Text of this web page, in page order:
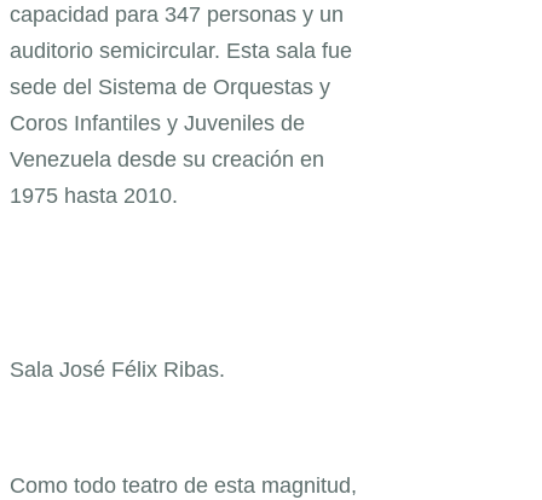
capacidad para 347 personas y un
auditorio semicircular. Esta sala fue
sede del Sistema de Orquestas y
Coros Infantiles y Juveniles de
Venezuela desde su creación en
1975 hasta 2010.
Sala José Félix Ribas.
Como todo teatro de esta magnitud,